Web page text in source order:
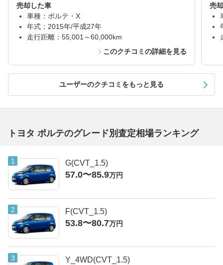
売却した車
車種：ポルテ・X
年式：2015年/平成27年
走行距離：55,001～60,000km
このクチコミの詳細を見る
売
ユーザーのクチコミをもっと見る
トヨタ ポルテのグレード別査定相場ランキング
G(CVT_1.5)
57.0〜85.9万円
F(CVT_1.5)
53.8〜80.7万円
Y_4WD(CVT_1.5)